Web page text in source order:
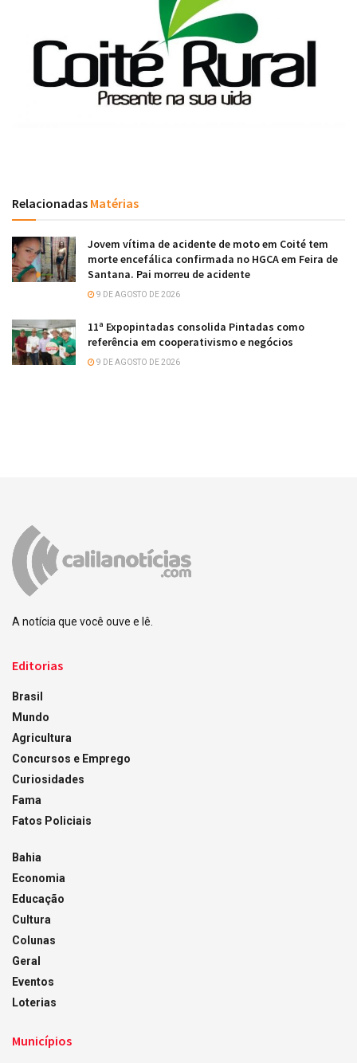
Relacionadas Matérias
Jovem vítima de acidente de moto em Coité tem
morte encefálica confirmada no HGCA em Feira de
Santana. Pai morreu de acidente
9 DE AGOSTO DE 2026
11ª Expopintadas consolida Pintadas como
referência em cooperativismo e negócios
9 DE AGOSTO DE 2026
A notícia que você ouve e lê.
Editorias
Brasil
Mundo
Agricultura
Concursos e Emprego
Curiosidades
Fama
Fatos Policiais
Bahia
Economia
Educação
Cultura
Colunas
Geral
Eventos
Loterias
Municípios